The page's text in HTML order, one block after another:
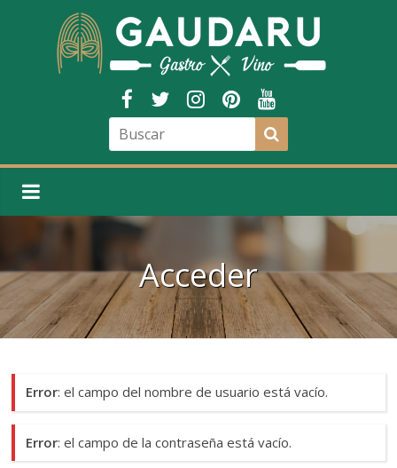
Acceder
Error: el campo del nombre de usuario está vacío.
Error: el campo de la contraseña está vacío.